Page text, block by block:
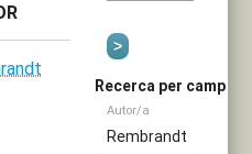
Recerca per camp
Autor/a